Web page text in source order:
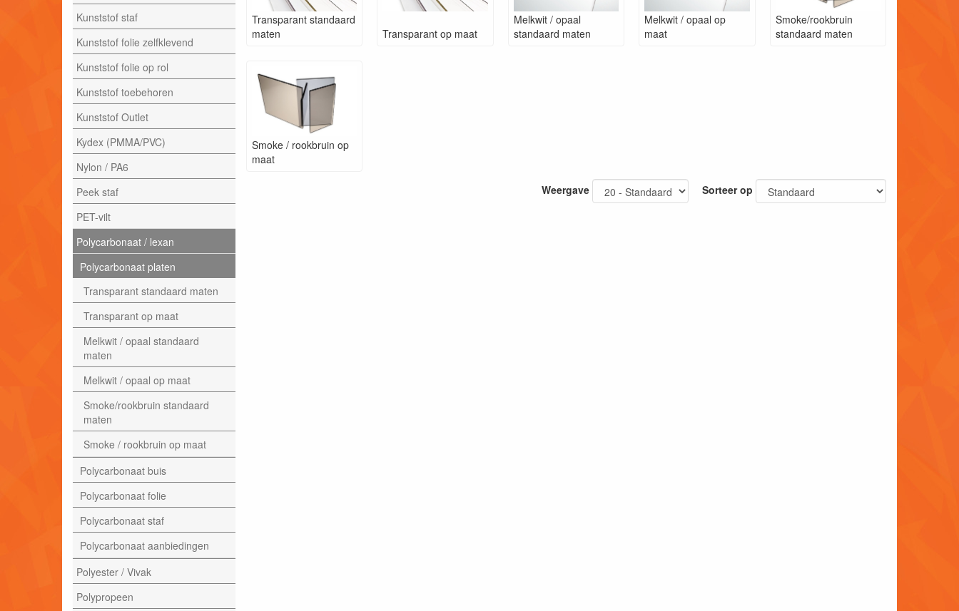
Kunststof staf
Kunststof folie zelfklevend
Kunststof folie op rol
Kunststof toebehoren
Kunststof Outlet
Kydex (PMMA/PVC)
Nylon / PA6
Peek staf
PET-vilt
Polycarbonaat / lexan
Polycarbonaat platen
Transparant standaard maten
Transparant op maat
Melkwit / opaal standaard
maten
Melkwit / opaal op maat
Smoke/rookbruin standaard
maten
Smoke / rookbruin op maat
Polycarbonaat buis
Polycarbonaat folie
Polycarbonaat staf
Polycarbonaat aanbiedingen
Polyester / Vivak
Polypropeen
Transparant standaard
maten
Transparant op maat
Melkwit / opaal
standaard maten
Melkwit / opaal op
maat
Smoke/rookbruin
standaard maten
Smoke / rookbruin op
maat
Weergave Sorteer op